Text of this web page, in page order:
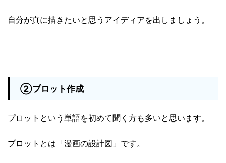
自分が真に描きたいと思うアイディアを出しましょう。
②プロット作成
プロットという単語を初めて聞く方も多いと思います。
プロットとは「漫画の設計図」です。